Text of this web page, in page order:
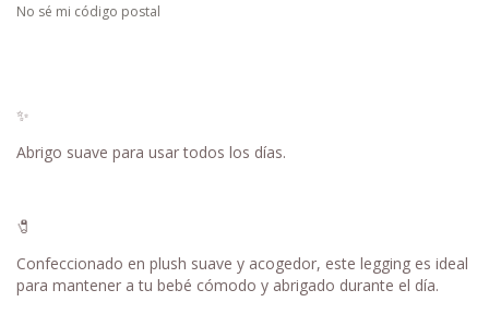
No sé mi código postal
✨
Abrigo suave para usar todos los días.
🧷
Confeccionado en plush suave y acogedor, este legging es ideal
para mantener a tu bebé cómodo y abrigado durante el día.